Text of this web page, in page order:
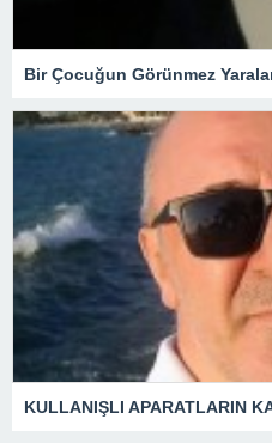
KULLANIŞLI APARATLARIN